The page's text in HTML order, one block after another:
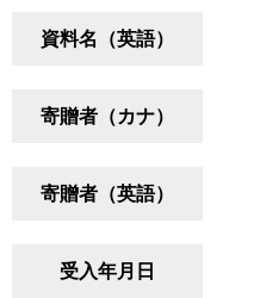
資料名（英語）
寄贈者（カナ）
寄贈者（英語）
受入年月日